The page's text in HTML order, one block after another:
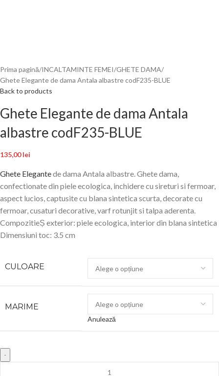
Prima pagină INCALTAMINTE FEMEI GHETE DAMA
Ghete Elegante de dama Antala albastre codF235-BLUE
Back to products
Ghete Elegante de dama Antala
albastre codF235-BLUE
135,00lei
Ghete Elegantede dama Antala albastre. Ghete dama,
confectionate din piele ecologica, inchidere cu sireturi si fermoar,
aspect lucios, captusite cu blana sintetica scurta, decorate cu
fermoar, cusaturi decorative, varf rotunjit si talpa aderenta.
CompozitieȘ exterior: piele ecologica, interior din blana sintetica
Dimensiuni toc: 3.5 cm
CULOARE
MARIME
Anulează